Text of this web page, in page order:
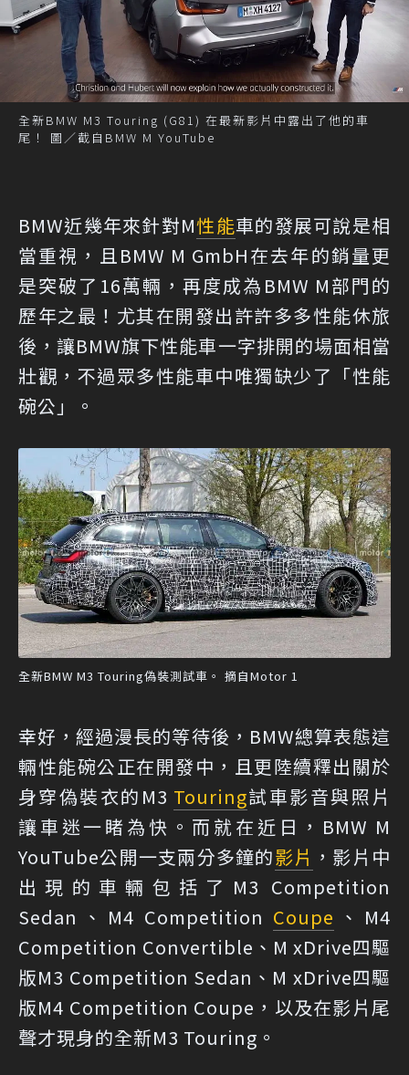
全新BMW M3 Touring (G81) 在最新影片中露出了他的車
尾！ 圖／截自BMW M YouTube
BMW近幾年來針對M性能車的發展可說是相
當重視，且BMW M GmbH在去年的銷量更
是突破了16萬輛，再度成為BMW M部門的
歷年之最！尤其在開發出許許多多性能休旅
後，讓BMW旗下性能車一字排開的場面相當
壯觀，不過眾多性能車中唯獨缺少了「性能
碗公」。
全新BMW M3 Touring偽裝測試車。 摘自Motor 1
幸好，經過漫長的等待後，BMW總算表態這
輛性能碗公正在開發中，且更陸續釋出關於
身穿偽裝衣的M3 Touring試車影音與照片
讓車迷一睹為快。而就在近日，BMW M
YouTube公開一支兩分多鐘的影片 ，影片中
出現的車輛包括了M3 Competition
Sedan、M4 Competition Coupe 、M4
Competition Convertible、M xDrive四驅
版M3 Competition Sedan、M xDrive四驅
版M4 Competition Coupe，以及在影片尾
聲才現身的全新M3 Touring。